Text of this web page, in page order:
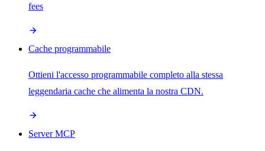
fees
Cache programmabile
Ottieni l'accesso programmabile completo alla stessa
leggendaria cache che alimenta la nostra CDN.
Server MCP